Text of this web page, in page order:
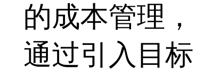
的成本管理，
通过引入目标